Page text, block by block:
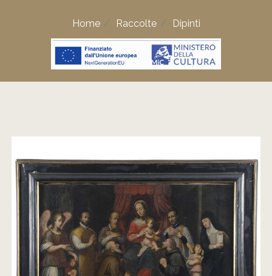
Home Raccolte Dipinti